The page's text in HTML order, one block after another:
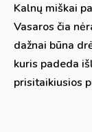
Kalnų miškai
Vasaros čia
dažnai būna
kuris padeda
prisitaikiusios